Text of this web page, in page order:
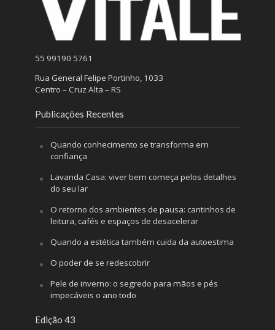
55 99190 5761
Rua General Felipe Portinho, 1033
Centro – Cruz Alta – RS
Publicações Recentes
Quando conhecimento se transforma em
confiança
Lavanda Casa: viver bem começa pelos detalhes
do seu lar
O retorno dos ambientes de pausa: cantinhos de
leitura, cafés e espaços de desacelerar
Quando a estética também cuida da autoestima
O poder de se redescobrir
Pele de inverno: o segredo para mãos e pés
impecáveis o ano todo
Edição 43